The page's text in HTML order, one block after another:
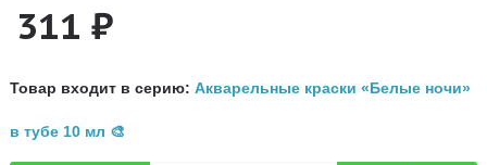
311 ₽
Товар входит в серию: Акварельные краски «Белые ночи»
в тубе 10 мл 🎨